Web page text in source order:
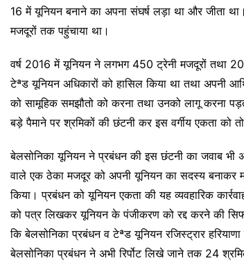
16 में यूनियन बनाने का अपना संघर्ष लड़ा था और जीता
मजदूरों तक पहुंचाया था।
वर्ष 2016 में यूनियन ने लगभग 450 ट्रेनी मजदूरों तथा
टेªड यूनियन अधिकारों को हासिल किया था तथा अपनी
को सामूहिक समझौतो को करना तथा उनको लागू करना
बड़े पैमाने पर श्रमिकों की छंटनी कर इस वर्गीय एकता को
बेलसोनिका यूनियन ने प्रबंधन की इस छंटनी का जवाब भी
वाले एक ठेका मजदूर को अपनी यूनियन का सदस्य
किया। प्रबंधन को यूनियन एकता की यह व्यवहारिक
को पत्र लिखकर यूनियन के पंजीकरण को रद्द करने की
कि बेलसोनिका प्रबंधन व टेªड यूनियन रजिस्ट्रार
बेलसोनिका प्रबंधन ने अभी रिर्पोट लिखे जाने तक 24